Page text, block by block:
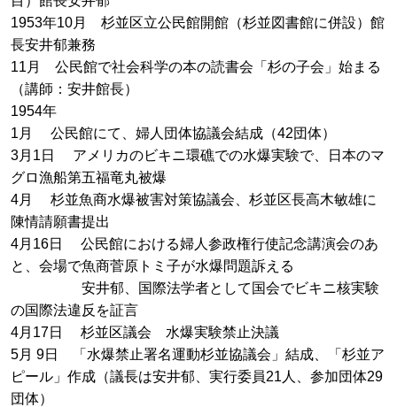
1953年10月 杉並区立公民館開館（杉並図書館に併設）館
長安井郁兼務
11月 公民館で社会科学の本の読書会「杉の子会」始まる
（講師：安井館長）
1954年
1月 公民館にて、婦人団体協議会結成（42団体）
3月1日 アメリカのビキニ環礁での水爆実験で、日本のマ
グロ漁船第五福竜丸被爆
4月 杉並魚商水爆被害対策協議会、杉並区長高木敏雄に
陳情請願書提出
4月16日 公民館における婦人参政権行使記念講演会のあ
と、会場で魚商菅原トミ子が水爆問題訴える
安井郁、国際法学者として国会でビキニ核実験
の国際法違反を証言
4月17日 杉並区議会 水爆実験禁止決議
5月 9日 「水爆禁止署名運動杉並協議会」結成、「杉並ア
ピール」作成（議長は安井郁、実行委員21人、参加団体29
団体）